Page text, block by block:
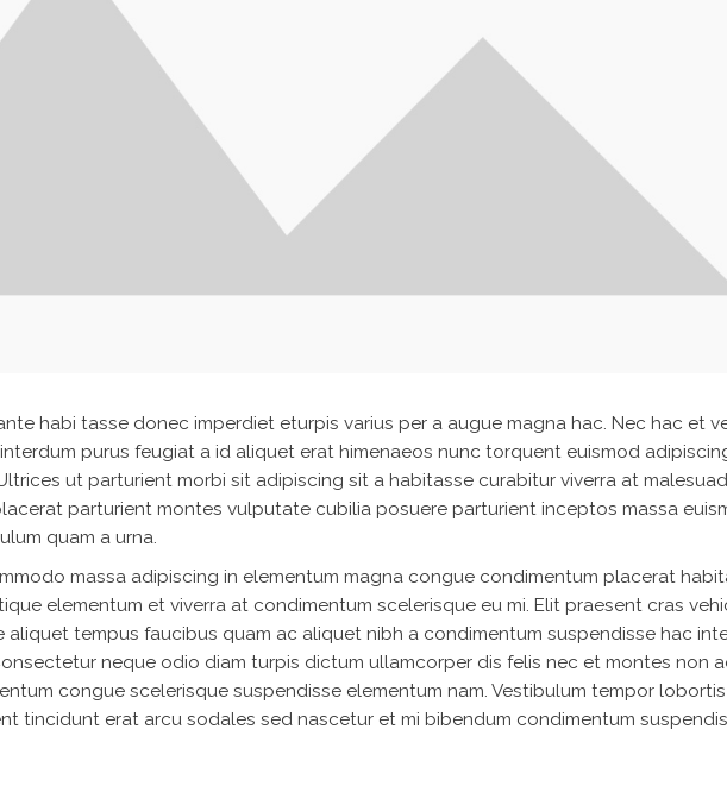
habi tasse donec imperdiet eturpis varius per a augue magna hac. Nec hac et
purus feugiat a id aliquet erat himenaeos nunc torquent euismod
ut parturient morbi sit adipiscing sit a habitasse curabitur viverra at
parturient montes vulputate cubilia posuere parturient inceptos massa
quam a urna.
massa adipiscing in elementum magna congue condimentum placerat
elementum et viverra at condimentum scelerisque eu mi. Elit praesent cras
aliquet tempus faucibus quam ac aliquet nibh a condimentum suspendisse hac
neque odio diam turpis dictum ullamcorper dis felis nec et montes non
congue scelerisque suspendisse elementum nam. Vestibulum tempor
tincidunt erat arcu sodales sed nascetur et mi bibendum condimentum